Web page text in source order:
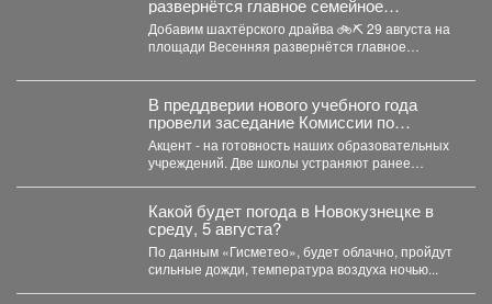
развернётся главное семейное
соревнование этого лета - городской
конкурс «Шахтёрский видномобиль».
Добавим шахтёрского драйва 🚲⛏ 29 августа на
площади Весенняя развернётся главное
В преддверии нового учебного года
провели заседание Комиссии по
чрезвычайным ситуациям и пожарной
безопасности.
Акцент - на готовность наших образовательных
учреждений. Две школы устраняют ранее
Какой будет погода в Новокузнецке в
среду, 5 августа?
По данным «Гисметео», будет облачно, пройдут
сильные дожди, температура воздуха ночью...